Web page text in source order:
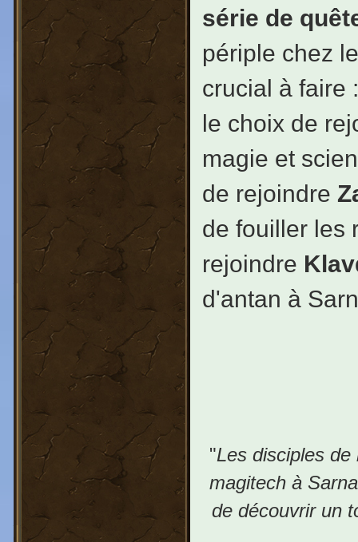
série de
périple chez
crucial à faire
le choix de
magie et
de rejoindre
de fouiller les
rejoindre
d'antan à
"Les disciples
magitech à
de découvrir un